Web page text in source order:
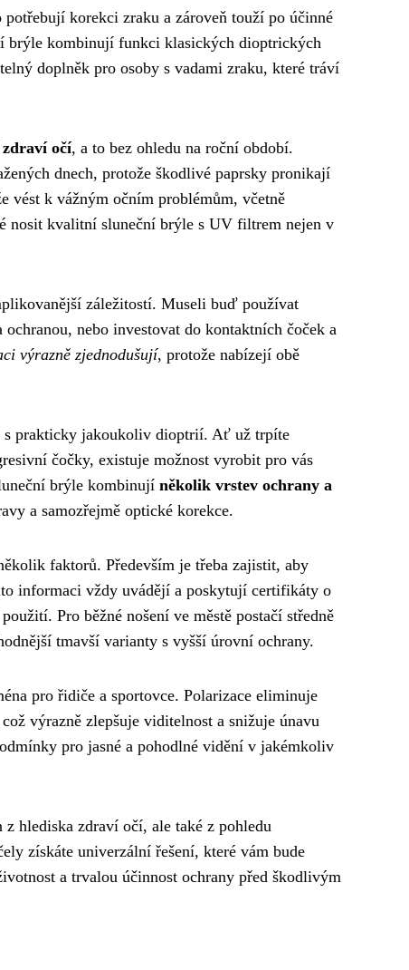
korekci zraku a zároveň touží po účinné
brýle kombinují funkci klasických dioptrických
doplněk pro osoby s vadami zraku, které tráví
očí, a to bez ohledu na roční období.
dnech, protože škodlivé paprsky pronikají
vést k vážným očním problémům, včetně
nosit kvalitní sluneční brýle s UV filtrem nejen v
záležitostí. Museli buď používat
nebo investovat do kontaktních čoček a
výrazně zjednodušují, protože nabízejí obě
s prakticky jakoukoliv dioptrií. Ať už trpíte
čočky, existuje možnost vyrobit pro vás
brýle kombinují několik vrstev ochrany a
a samozřejmě optické korekce.
faktorů. Především je třeba zajistit, aby
informaci vždy uvádějí a poskytují certifikáty o
Pro běžné nošení ve městě postačí středně
tmavší varianty s vyšší úrovní ochrany.
pro řidiče a sportovce. Polarizace eliminuje
výrazně zlepšuje viditelnost a snižuje únavu
pro jasné a pohodlné vidění v jakémkoliv
hlediska zdraví očí, ale také z pohledu
získáte univerzální řešení, které vám bude
a trvalou účinnost ochrany před škodlivým